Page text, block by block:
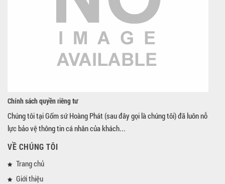
Chính sách quyền riêng tư
Chúng tôi tại Gốm sứ Hoàng Phát (sau đây gọi là chúng tôi) đã luôn nỗ
lực bảo vệ thông tin cá nhân của khách...
VỀ CHÚNG TÔI
Trang chủ
Giới thiệu